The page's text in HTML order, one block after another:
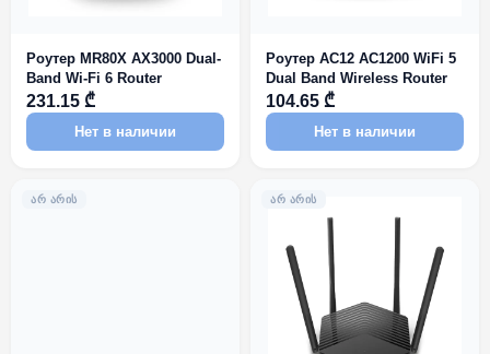
Роутер MR80X AX3000 Dual-
Band Wi-Fi 6 Router
231.15 ₾
Нет в наличии
Роутер AC12 AC1200 WiFi 5
Dual Band Wireless Router
104.65 ₾
Нет в наличии
ᲐᲠ ᲐᲠᲘᲡ ᲐᲠ ᲐᲠᲘᲡ